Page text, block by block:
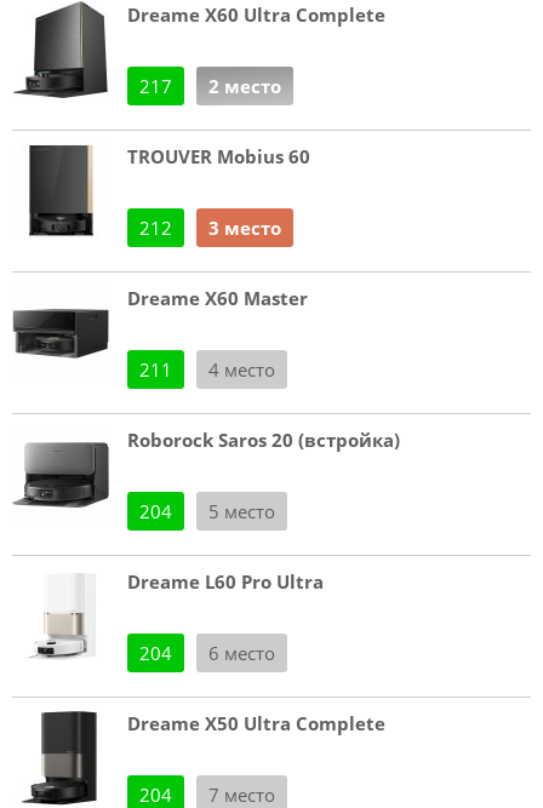
Dreame X60 Ultra Complete
217 2 место
TROUVER Mobius 60
212 3 место
Dreame X60 Master
211 4 место
Roborock Saros 20 (встройка)
204 5 место
Dreame L60 Pro Ultra
204 6 место
Dreame X50 Ultra Complete
204 7 место